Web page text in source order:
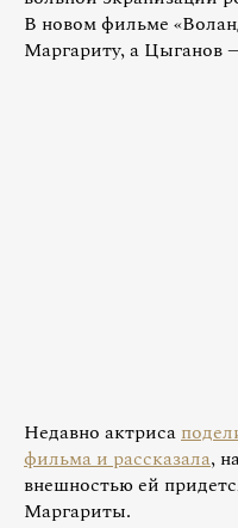
В новом фильме
Маргариту, а Цыганов
Недавно актриса
фильма и рассказала,
внешностью ей
Маргариты.